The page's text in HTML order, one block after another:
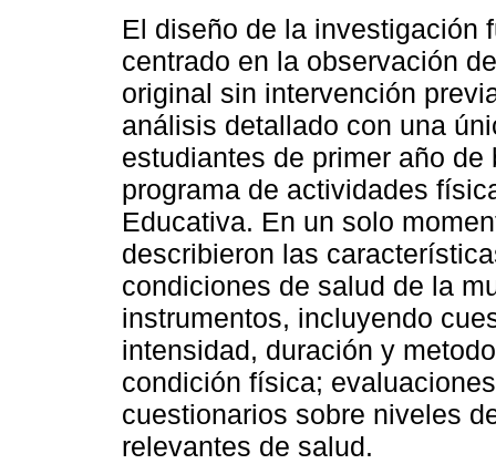
El diseño de la investigación
centrado en la observación
original sin intervención
análisis detallado con una
estudiantes de primer año
programa de actividades
Educativa. En un solo
describieron las
condiciones de salud de la
instrumentos, incluyendo
intensidad, duración y
condición física;
cuestionarios sobre niveles
relevantes de salud.